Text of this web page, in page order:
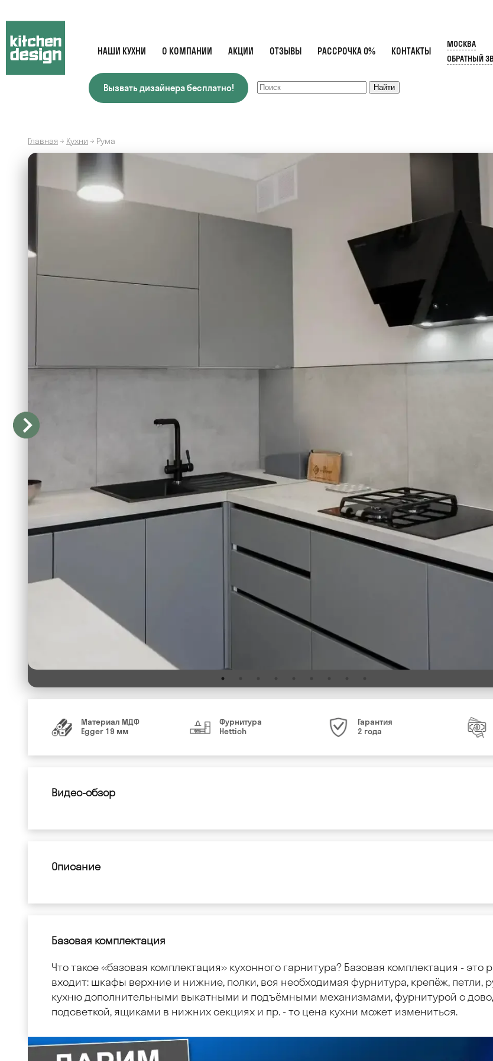
НАШИ КУХНИ О КОМПАНИИ АКЦИИ ОТЗЫВЫ РАССРОЧКА 0% КОНТАКТЫ
Вызвать дизайнера бесплатно!
МОСКВА
ОБРАТНЫЙ
Главная→ Кухни → Рума
Материал МДФ
Egger 19 мм
Фурнитура
Hettich
Гарантия
2 года
Видео-обзор
Описание
Базовая комплектация
Что такое «базовая комплектация» кухонного гарнитура? Базовая комплектация -
входит: шкафы верхние и нижние, полки, вся необходимая фурнитура, крепёж, петли,
кухню дополнительными выкатными и подъёмными механизмами, фурнитурой с
подсветкой, ящиками в нижних секциях и пр. - то цена кухни может измениться.